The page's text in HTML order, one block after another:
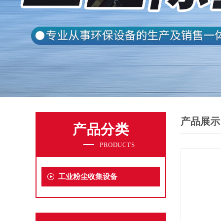
产品分类
PRODUCTS
工业粉尘收集设备
产品展示